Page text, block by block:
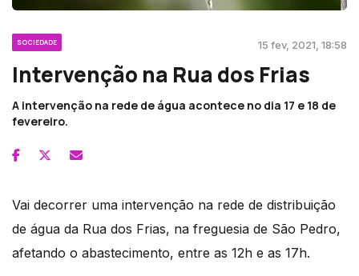
SOCIEDADE 15 fev, 2021, 18:58
Intervenção na Rua dos Frias
A intervenção na rede de água acontece no dia 17 e 18 de
fevereiro.
Vai decorrer uma intervenção na rede de distribuição
de água da Rua dos Frias, na freguesia de São Pedro,
afetando o abastecimento, entre as 12h e as 17h.